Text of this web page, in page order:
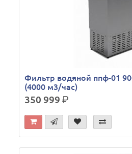
Фильтр водяной ппф-01
(4000 м3/час)
350 999р.